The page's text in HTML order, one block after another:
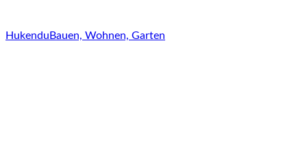
Hukendu Bauen, Wohnen, Garten